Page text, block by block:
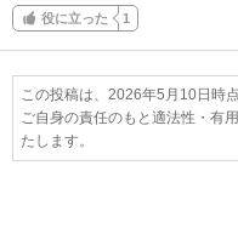
役に立った 1
この投稿は、2026年5月10日時
ご自身の責任のもと適法性・有
たします。